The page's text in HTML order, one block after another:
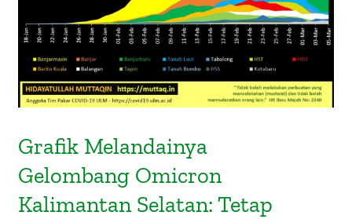
Grafik Melandainya
Gelombang Omicron
Kalimantan Selatan: Tetap